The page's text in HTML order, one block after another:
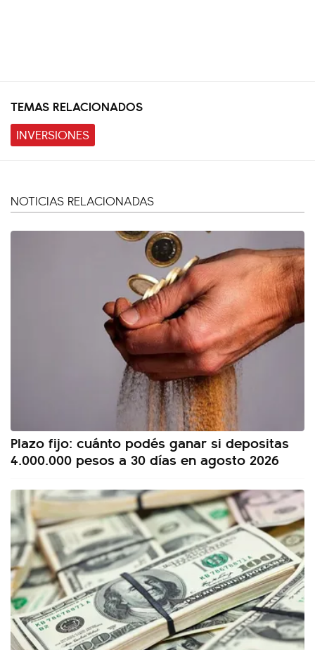
TEMAS RELACIONADOS
INVERSIONES
NOTICIAS RELACIONADAS
Plazo fijo: cuánto podés ganar si depositas
4.000.000 pesos a 30 días en agosto 2026